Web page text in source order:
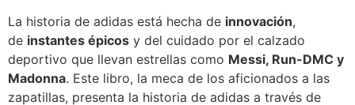
La historia de adidas está hecha de innovación,
de instantes épicos y del cuidado por el calzado
deportivo que llevan estrellas como Messi, Run-DMC y
Madonna. Este libro, la meca de los aficionados a las
zapatillas, presenta la historia de adidas a través de